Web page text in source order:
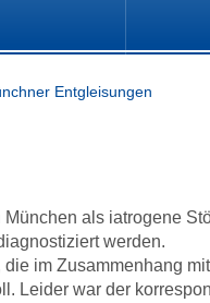
Entgleisungen
als iatrogene
werden.
im Zusammenhang
Leider war der